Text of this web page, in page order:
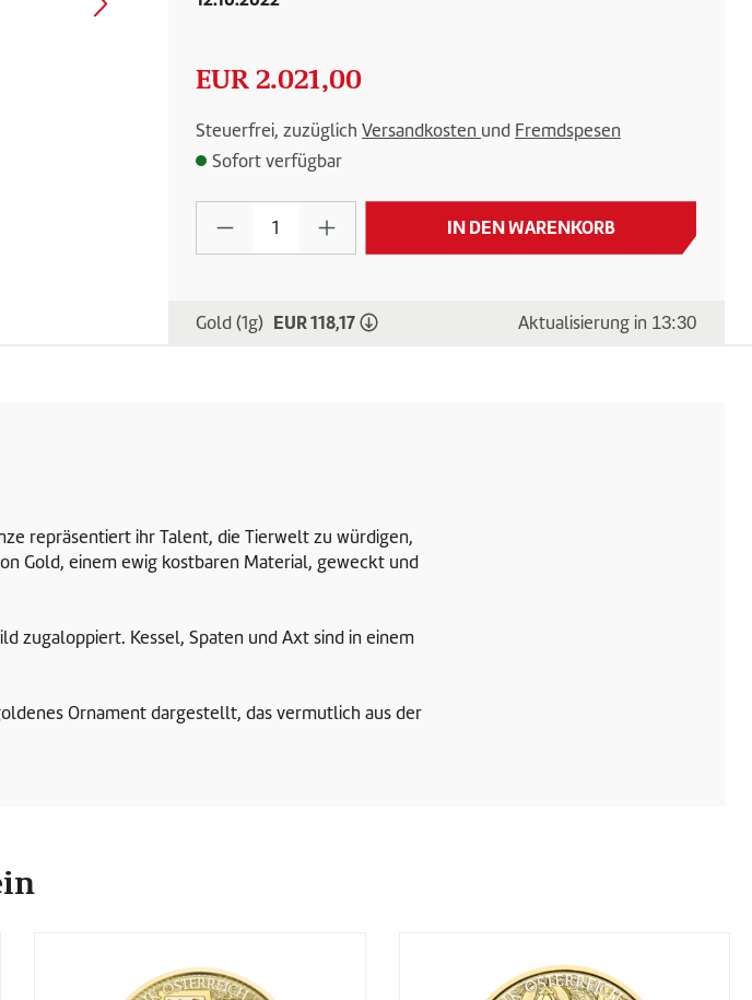
EUR 2.021,00
Steuerfrei, zuzüglich Versandkosten und Fremdspesen
Sofort verfügbar
Produkt Anzahl: Gib den gewünschten Wert
IN DEN WARENKORB
Gold (1g) EUR 118,17 Gold-Preis ist gesunkenAktualisierung in 13:30
repräsentiert ihr Talent, die Tierwelt zu würdigen,
Gold, einem ewig kostbaren Material, geweckt und
zugaloppiert. Kessel, Spaten und Axt sind in einem
Ornament dargestellt, das vermutlich aus der